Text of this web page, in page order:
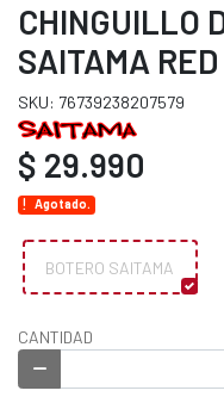
CHINGUILLO
SAITAMA
SKU: 76739238207579
$ 29.990
Agotado.
BOTERO SAITAMA
CANTIDAD